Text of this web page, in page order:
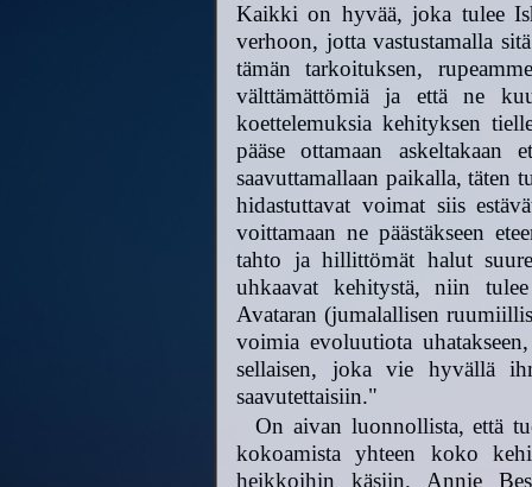
Kaikki on hyvää, joka tulee
verhoon, jotta vastustamalla
tämän tarkoituksen,
välttämättömiä ja että ne
koettelemuksia kehityksen
pääse ottamaan
saavuttamallaan paikalla, täten
hidastuttavat voimat siis
voittamaan ne päästäkseen
tahto ja hillittömät halut
uhkaavat kehitystä, niin
Avataran (jumalallisen
voimia evoluutiota
sellaisen, joka vie hyvällä
saavutettaisiin."
On aivan luonnollista, että
kokoamista yhteen koko
heikkoihin käsiin. Annie